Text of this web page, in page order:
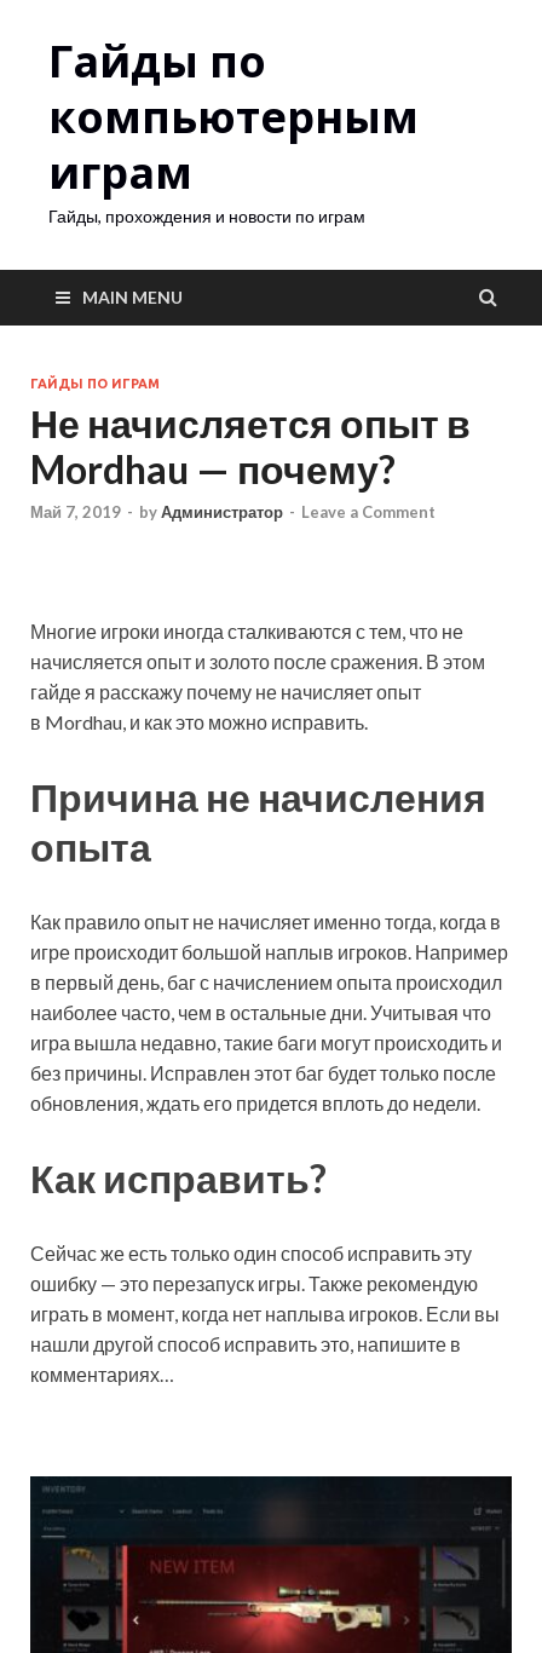
Гайды по
компьютерным
играм
Гайды, прохождения и новости по играм
MAIN MENU
ГАЙДЫ ПО ИГРАМ
Не начисляется опыт в
Mordhau — почему?
Май 7, 2019 - byАдминистратор - Leave a Comment
Многие игроки иногда сталкиваются с тем, что не
начисляется опыт и золото после сражения. В этом
гайде я расскажу почему не начисляет опыт
в Mordhau, и как это можно исправить.
Причина не начисления
опыта
Как правило опыт не начисляет именно тогда, когда в
игре происходит большой наплыв игроков. Например
в первый день, баг с начислением опыта происходил
наиболее часто, чем в остальные дни. Учитывая что
игра вышла недавно, такие баги могут происходить и
без причины. Исправлен этот баг будет только после
обновления, ждать его придется вплоть до недели.
Как исправить?
Сейчас же есть только один способ исправить эту
ошибку — это перезапуск игры. Также рекомендую
играть в момент, когда нет наплыва игроков. Если вы
нашли другой способ исправить это, напишите в
комментариях…